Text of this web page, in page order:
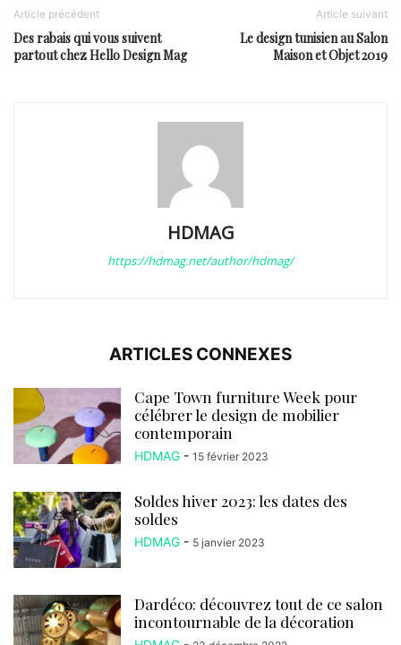
Article précédent
Des rabais qui vous suivent
partout chez Hello Design Mag
Article suivant
Le design tunisien au Salon
Maison et Objet 2019
HDMAG
https://hdmag.net/author/hdmag/
ARTICLES CONNEXES
Cape Town furniture Week pour
célébrer le design de mobilier
contemporain
HDMAG - 15 février 2023
Soldes hiver 2023: les dates des
soldes
HDMAG - 5 janvier 2023
Dardéco: découvrez tout de ce salon
incontournable de la décoration